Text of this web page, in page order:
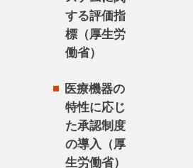
する評価指
標（厚生労
働省）
医療機器の
特性に応じ
た承認制度
の導入（厚
生労働省）